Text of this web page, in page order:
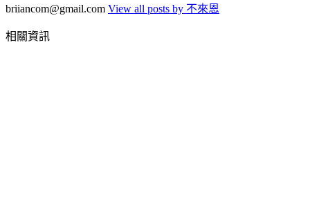
briiancom@gmail.com View all posts by 不來恩
相關資訊